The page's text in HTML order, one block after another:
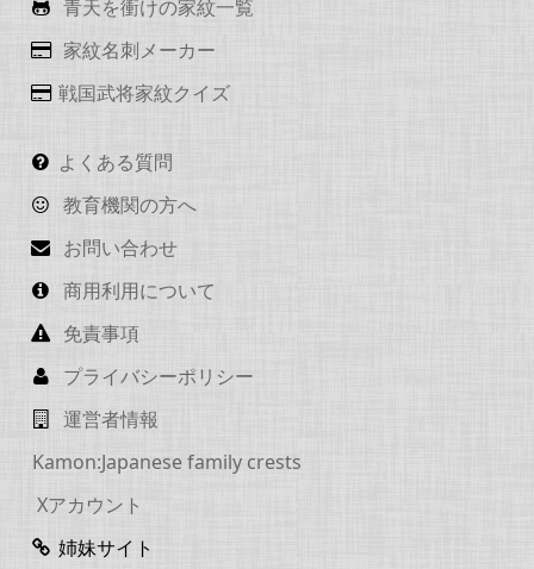
青天を衝けの家紋一覧
家紋名刺メーカー
戦国武将家紋クイズ
よくある質問
教育機関の方へ
お問い合わせ
商用利用について
免責事項
プライバシーポリシー
運営者情報
Kamon:Japanese family crests
Xアカウント
姉妹サイト